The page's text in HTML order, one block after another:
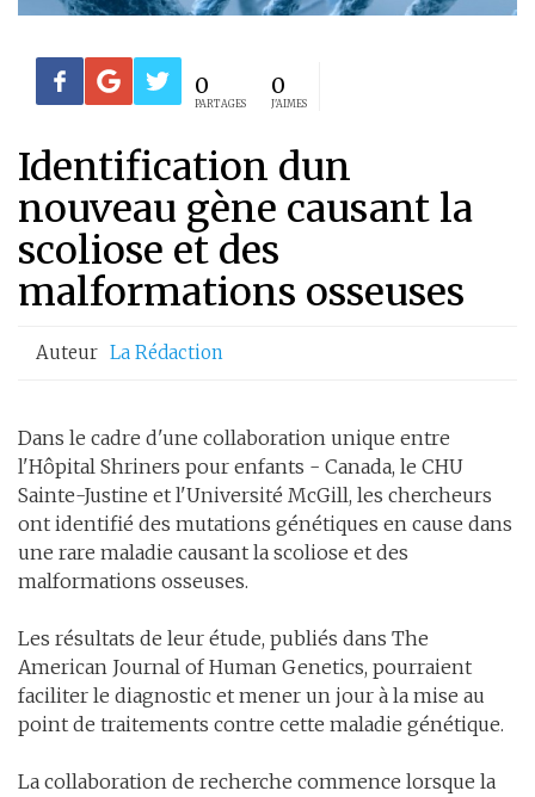
0
PARTAGES
0
J'AIMES
Identification dun
nouveau gène causant la
scoliose et des
malformations osseuses
Auteur La Rédaction
Dans le cadre d'une collaboration unique entre
l'Hôpital Shriners pour enfants - Canada, le CHU
Sainte-Justine et l'Université McGill, les chercheurs
ont identifié des mutations génétiques en cause dans
une rare maladie causant la scoliose et des
malformations osseuses.
Les résultats de leur étude, publiés dans The
American Journal of Human Genetics, pourraient
faciliter le diagnostic et mener un jour à la mise au
point de traitements contre cette maladie génétique.
La collaboration de recherche commence lorsque la